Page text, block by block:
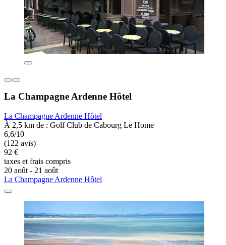
La Champagne Ardenne Hôtel
La Champagne Ardenne Hôtel
À 2,5 km de : Golf Club de Cabourg Le Home
6,6/10
(122 avis)
92 €
taxes et frais compris
20 août - 21 août
La Champagne Ardenne Hôtel